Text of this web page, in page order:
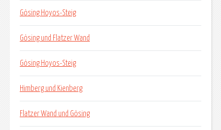
Gösing Hoyos-Steig
Gösing und Flatzer Wand
Gösing Hoyos-Steig
Himberg und Kienberg
Flatzer Wand und Gösing